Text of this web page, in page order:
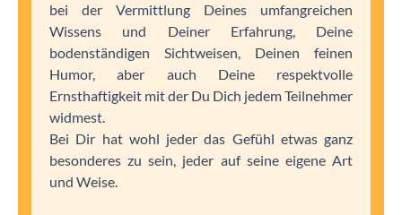
bei der Vermittlung Deines umfangreichen
Wissens und Deiner Erfahrung, Deine
bodenständigen Sichtweisen, Deinen feinen
Humor, aber auch Deine respektvolle
Ernsthaftigkeit mit der Du Dich jedem Teilnehmer
widmest.
Bei Dir hat wohl jeder das Gefühl etwas ganz
besonderes zu sein, jeder auf seine eigene Art
und Weise.